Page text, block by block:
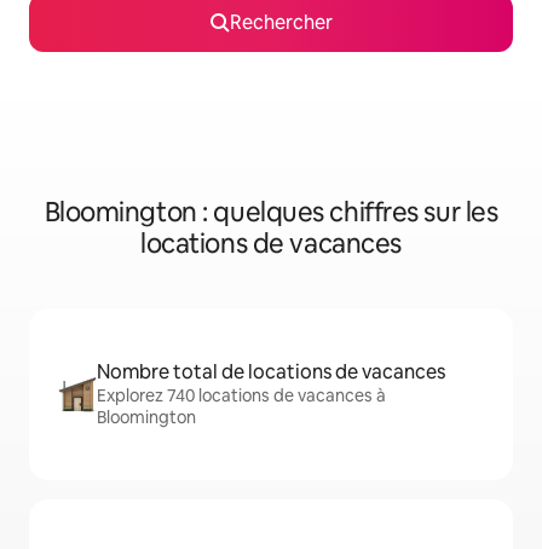
Rechercher
Bloomington : quelques chiffres sur les
locations de vacances
Nombre total de locations de vacances
Explorez 740 locations de vacances à
Bloomington